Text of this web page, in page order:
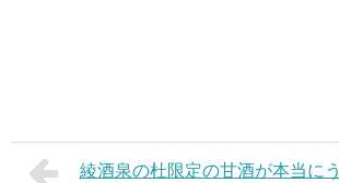
綾酒泉の杜限定の甘酒が本当に